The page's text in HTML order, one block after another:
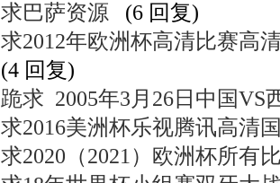
求巴萨资源
(6 回复)
求2012年欧洲杯高清比赛高
(4 回复)
跪求 2005年3月26日中国VS
求2016美洲杯乐视腾讯高清
求2020（2021）欧洲杯所有